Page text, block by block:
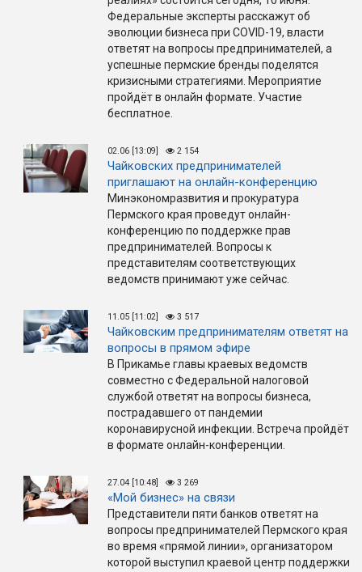
Федеральные эксперты расскажут об
эволюции бизнеса при COVID-19, власти
ответят на вопросы предпринимателей, а
успешные пермские бренды поделятся
кризисными стратегиями. Мероприятие
пройдёт в онлайн формате. Участие
бесплатное.
02.06 [13:09] 2 154
Чайковских предпринимателей
приглашают на онлайн-конференцию
Минэкономразвития и прокуратура
Пермского края проведут онлайн-
конференцию по поддержке прав
предпринимателей. Вопросы к
представителям соответствующих
ведомств принимают уже сейчас.
11.05 [11:02] 3 517
Чайковским предпринимателям ответят на
вопросы в прямом эфире
В Прикамье главы краевых ведомств
совместно с Федеральной налоговой
службой ответят на вопросы бизнеса,
пострадавшего от пандемии
коронавирусной инфекции. Встреча пройдёт
в формате онлайн-конференции.
27.04 [10:48] 3 269
«Мой бизнес» на связи
Представители пяти банков ответят на
вопросы предпринимателей Пермского края
во время «прямой линии», организатором
которой выступил краевой центр поддержки